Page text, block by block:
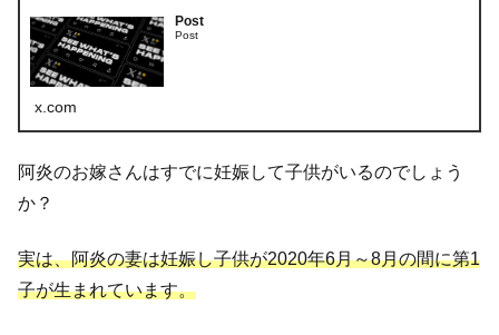
Post
Post
x.com
阿炎のお嫁さんはすでに妊娠して子供がいるのでしょう
か？
実は、阿炎の妻は妊娠し子供が2020年6月～8月の間に第1
子が生まれています。